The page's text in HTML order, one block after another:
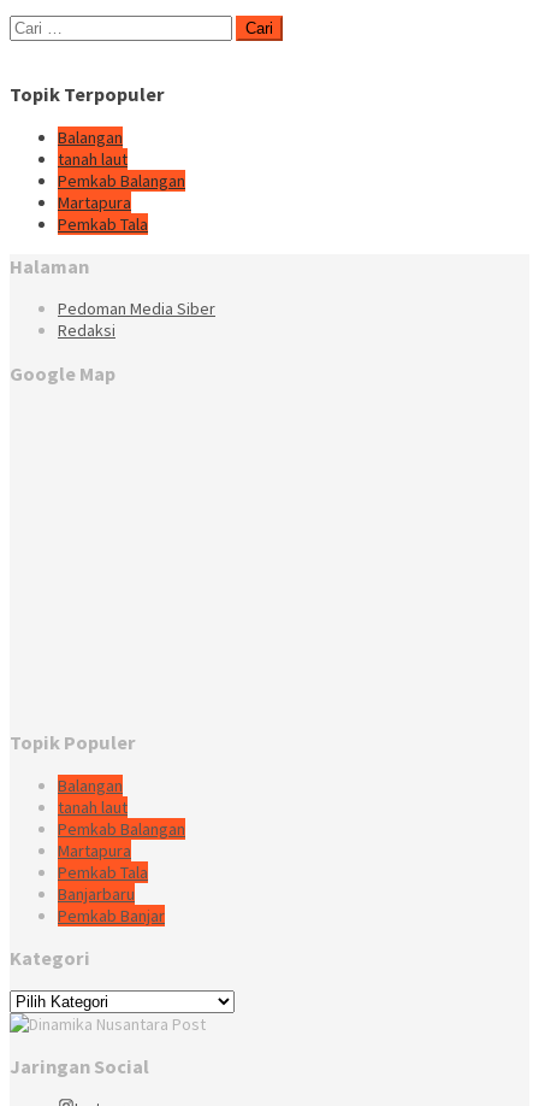
Cari
untuk:
Topik Terpopuler
Balangan
tanah laut
Pemkab Balangan
Martapura
Pemkab Tala
Halaman
Pedoman Media Siber
Redaksi
Google Map
Topik Populer
Balangan
tanah laut
Pemkab Balangan
Martapura
Pemkab Tala
Banjarbaru
Pemkab Banjar
Kategori
Kategori
Jaringan Social